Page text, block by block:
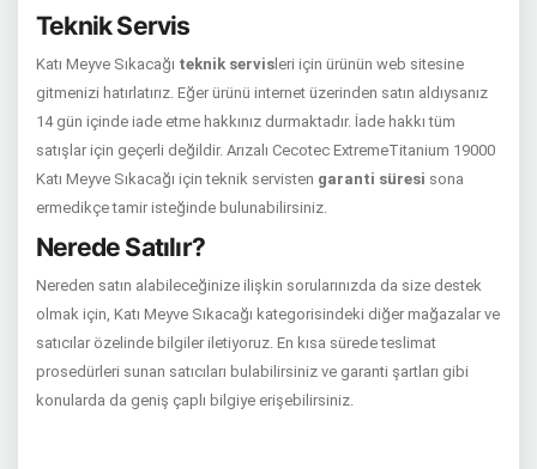
Teknik Servis
Katı Meyve Sıkacağı teknik servis leri için ürünün web sitesine
gitmenizi hatırlatırız. Eğer ürünü internet üzerinden satın aldıysanız
14 gün içinde iade etme hakkınız durmaktadır. İade hakkı tüm
satışlar için geçerli değildir. Arızalı Cecotec ExtremeTitanium 19000
Katı Meyve Sıkacağı için teknik servisten garanti süresi sona
ermedikçe tamir isteğinde bulunabilirsiniz.
Nerede Satılır?
Nereden satın alabileceğinize ilişkin sorularınızda da size destek
olmak için, Katı Meyve Sıkacağı kategorisindeki diğer mağazalar ve
satıcılar özelinde bilgiler iletiyoruz. En kısa sürede teslimat
prosedürleri sunan satıcıları bulabilirsiniz ve garanti şartları gibi
konularda da geniş çaplı bilgiye erişebilirsiniz.